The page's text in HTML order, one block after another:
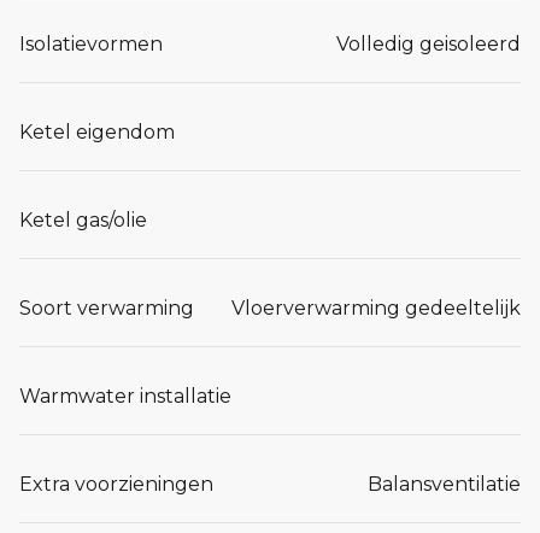
Isolatievormen Volledig geisoleerd
Ketel eigendom
Ketel gas/olie
Soort verwarming Vloerverwarming gedeeltelijk
Warmwater installatie
Extra voorzieningen Balansventilatie